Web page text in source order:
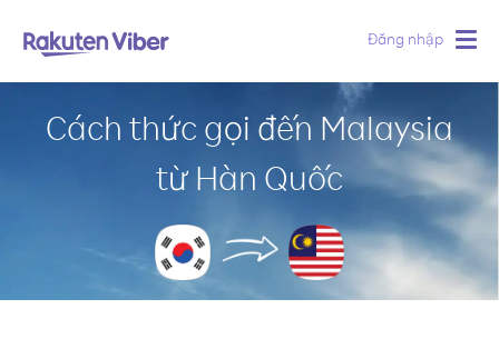
Đăng nhập
Cách thức gọi đến Malaysia
từ Hàn Quốc